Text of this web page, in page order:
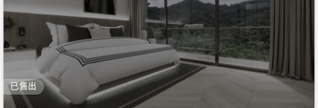
已售出